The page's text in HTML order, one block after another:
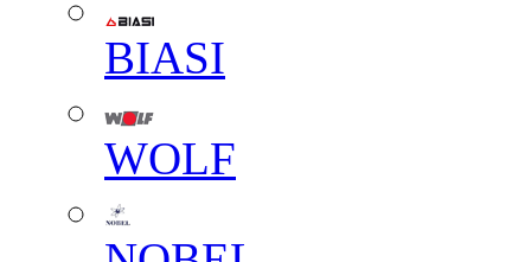
BIASI
WOLF